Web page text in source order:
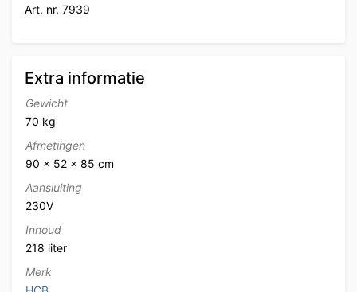
Art. nr. 7939
Extra informatie
Gewicht
70 kg
Afmetingen
90 × 52 × 85 cm
Aansluiting
230V
Inhoud
218 liter
Merk